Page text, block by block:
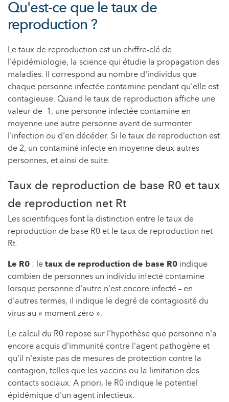
Qu'est-ce que le taux de
reproduction ?
Le taux de reproduction est un chiffre-clé de
l'épidémiologie, la science qui étudie la propagation des
maladies. Il correspond au nombre d'individus que
chaque personne infectée contamine pendant qu'elle est
contagieuse. Quand le taux de reproduction affiche une
valeur de 1, une personne infectée contamine en
moyenne une autre personne avant de surmonter
l'infection ou d'en décéder. Si le taux de reproduction est
de 2, un contaminé infecte en moyenne deux autres
personnes, et ainsi de suite.
Taux de reproduction de base R0 et taux
de reproduction net Rt
Les scientifiques font la distinction entre le taux de
reproduction de base R0 et le taux de reproduction net
Rt.
Le R0 : letaux de reproduction de base R0 indique
combien de personnes un individu infecté contamine
lorsque personne d'autre n'est encore infecté – en
d'autres termes, il indique le degré de contagiosité du
virus au « moment zéro ».
Le calcul du R0 repose sur l'hypothèse que personne n'a
encore acquis d'immunité contre l'agent pathogène et
qu'il n'existe pas de mesures de protection contre la
contagion, telles que les vaccins ou la limitation des
contacts sociaux. A priori, le R0 indique le potentiel
épidémique d'un agent infectieux.